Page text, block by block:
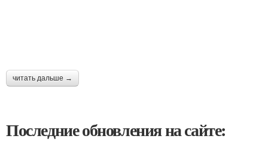
читать дальше →
Последние обновления на сайте: